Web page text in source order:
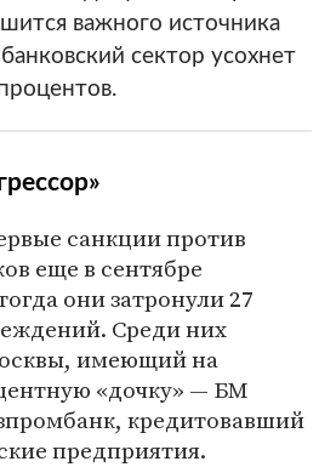
важного источника
сектор усохнет
санкции против
еще в сентябре
они затронули 27
Среди них
имеющий на
«дочку» — БМ
кредитовавший
предприятия.